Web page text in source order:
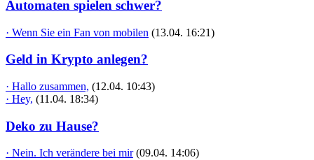
Automaten spielen schwer?
· Wenn Sie ein Fan von mobilen (13.04. 16:21)
Geld in Krypto anlegen?
· Hallo zusammen, (12.04. 10:43)
· Hey, (11.04. 18:34)
Deko zu Hause?
· Nein. Ich verändere bei mir (09.04. 14:06)